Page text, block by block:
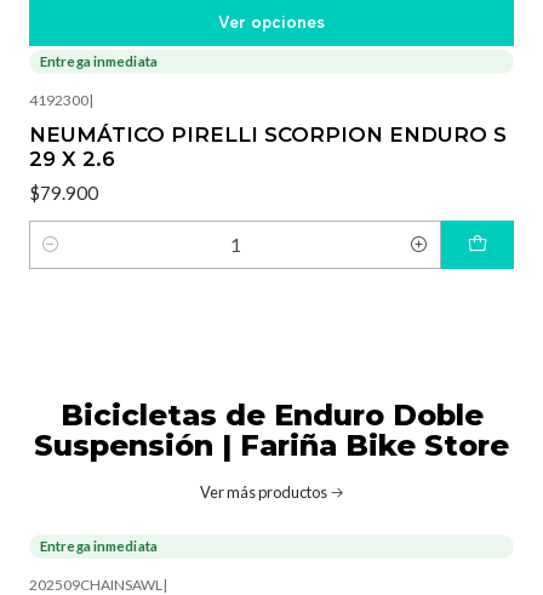
Ver opciones
Entrega inmediata
4192300|
NEUMÁTICO PIRELLI SCORPION ENDURO S
29 X 2.6
$79.900
Cantidad
Bicicletas de Enduro Doble
Suspensión | Fariña Bike Store
Ver más productos
-40%
Entrega inmediata
202509CHAINSAWL |